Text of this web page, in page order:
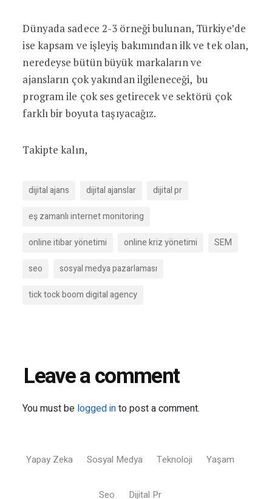
Dünyada sadece 2-3 örneği bulunan, Türkiye’de
ise kapsam ve işleyiş bakımından ilk ve tek olan,
neredeyse bütün büyük markaların ve
ajansların çok yakından ilgileneceği, bu
program ile çok ses getirecek ve sektörü çok
farklı bir boyuta taşıyacağız.
Takipte kalın,
dijital ajans dijital ajanslar dijital pr
eş zamanlı internet monitoring
online itibar yönetimi online kriz yönetimi SEM
seo sosyal medya pazarlaması
tick tock boom digital agency
Leave a comment
You must be logged into post a comment.
Yapay Zeka Sosyal Medya Teknoloji Yaşam
Seo Dijital Pr